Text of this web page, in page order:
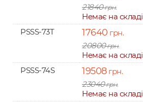
21840грн.
Немає на складі
PSSS-73T 17640 грн.
20800грн.
Немає на складі
PSSS-74S 19508грн.
23040грн.
Немає на складі